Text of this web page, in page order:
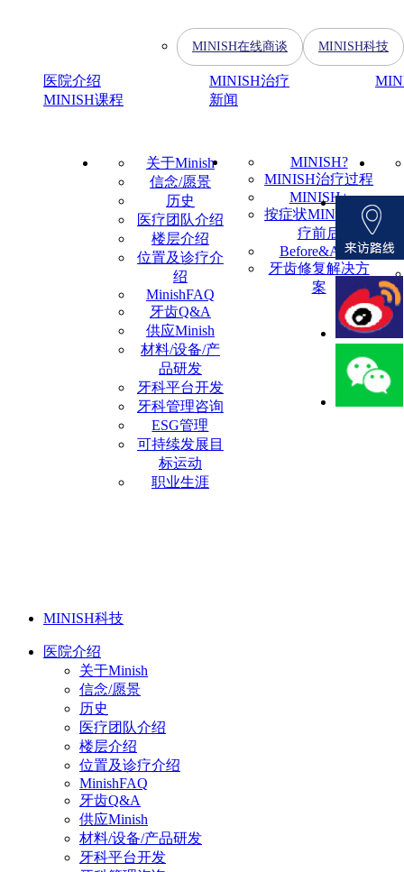
医院介绍 MINISH治疗
MINISH课程
新闻
MINISH在线商谈 MINISH科技
关于Minish
信念/愿景
历史
医疗团队介绍
楼层介绍
位置及诊疗介
绍
MinishFAQ
牙齿Q&A
供应Minish
材料/设备/产
品研发
牙科平台开发
牙科管理咨询
ESG管理
可持续发展目
标运动
职业生涯
MINISH?
MINISH治疗过程
MINISH+
按症状MINISH治
疗前后
Before&After
牙齿修复解决方
案
MINISH科技
医院介绍
关于Minish
信念/愿景
历史
医疗团队介绍
楼层介绍
位置及诊疗介绍
MinishFAQ
牙齿Q&A
供应Minish
材料/设备/产品研发
牙科平台开发